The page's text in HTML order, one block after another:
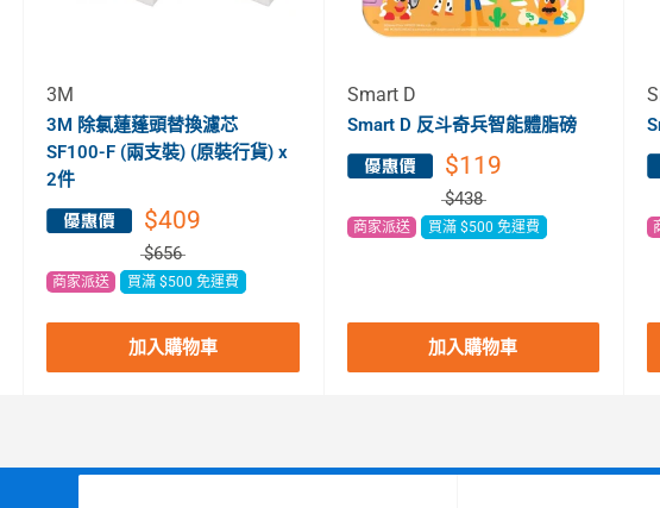
3M
3M 除氯蓮蓬頭替換濾芯
SF100-F (兩支裝) (原裝行貨) x
2件
$409
$656
商家派送 買滿 $500 免運費
加入購物車
Smart D
Smart D 反斗奇兵智能體脂磅
$119
$438
商家派送 買滿 $500 免運費
加入購物車